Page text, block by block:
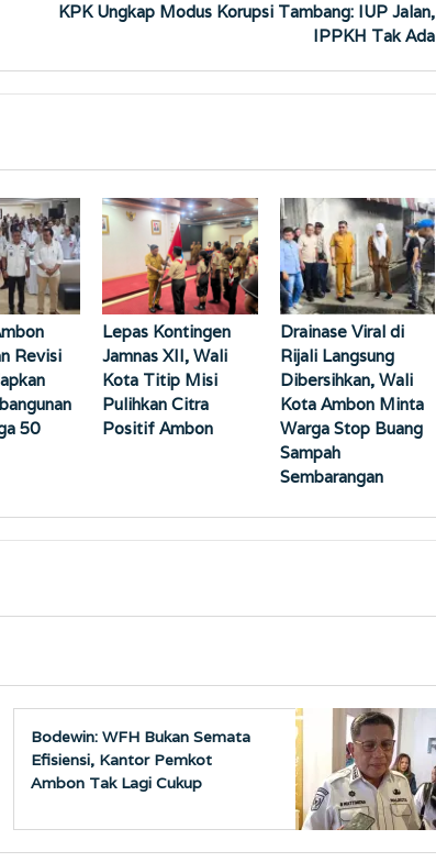
KPK Ungkap Modus Korupsi Tambang: IUP Jalan,
IPPKH Tak Ada
Revisi
50
Lepas Kontingen
Jamnas XII, Wali
Kota Titip Misi
Pulihkan Citra
Positif Ambon
Drainase Viral di
Rijali Langsung
Dibersihkan, Wali
Kota Ambon Minta
Warga Stop Buang
Sampah
Sembarangan
Bodewin: WFH Bukan Semata
Efisiensi, Kantor Pemkot
Ambon Tak Lagi Cukup